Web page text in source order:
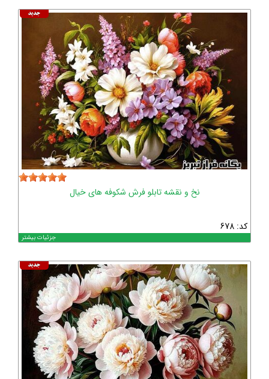
نخ و نقشه تابلو فرش شکوفه های خیال
کد: 678
جزئیات بیشتر